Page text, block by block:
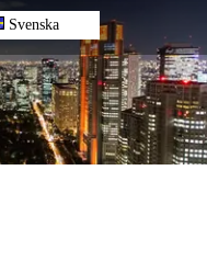
Svenska